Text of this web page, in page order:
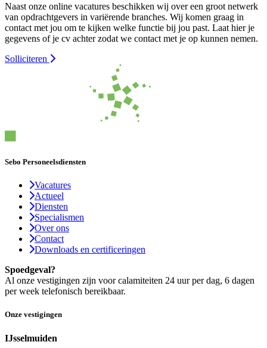
Naast onze online vacatures beschikken wij over een groot netwerk
van opdrachtgevers in variërende branches. Wij komen graag in
contact met jou om te kijken welke functie bij jou past. Laat hier je
gegevens of je cv achter zodat we contact met je op kunnen nemen.
Solliciteren
Sebo Personeelsdiensten
Vacatures
Actueel
Diensten
Specialismen
Over ons
Contact
Downloads en certificeringen
Spoedgeval?
Al onze vestigingen zijn voor calamiteiten 24 uur per dag, 6 dagen
per week telefonisch bereikbaar.
Onze vestigingen
IJsselmuiden